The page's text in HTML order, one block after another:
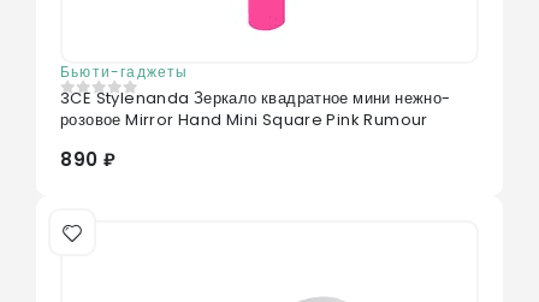
Бьюти-гаджеты
0 из 5
3CE Stylenanda Зеркало квадратное мини нежно-
розовое Mirror Hand Mini Square Pink Rumour
890 ₽